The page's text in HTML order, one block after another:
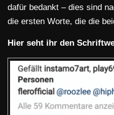
dafür bedankt – dies sind
die ersten Worte, die die
Hier seht ihr den